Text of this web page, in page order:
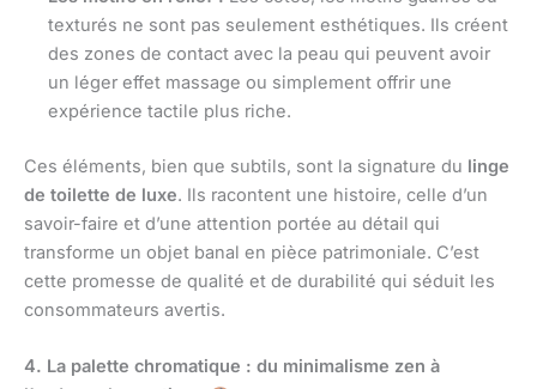
texturés ne sont pas seulement esthétiques. Ils créent
des zones de contact avec la peau qui peuvent avoir
un léger effet massage ou simplement offrir une
expérience tactile plus riche.
Ces éléments, bien que subtils, sont la signature du linge
de toilette de luxe. Ils racontent une histoire, celle d’un
savoir-faire et d’une attention portée au détail qui
transforme un objet banal en pièce patrimoniale. C’est
cette promesse de qualité et de durabilité qui séduit les
consommateurs avertis.
4. La palette chromatique : du minimalisme zen à